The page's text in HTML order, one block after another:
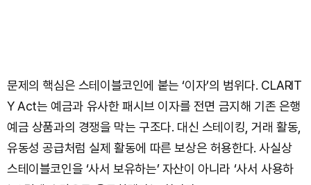
문제의 핵심은 스테이블코인에 붙는 ‘이자’의 범위다. CLARIT
Y Act는 예금과 유사한 패시브 이자를 전면 금지해 기존 은행
예금 상품과의 경쟁을 막는 구조다. 대신 스테이킹, 거래 활동,
유동성 공급처럼 실제 활동에 따른 보상은 허용한다. 사실상
스테이블코인을 ‘사서 보유하는’ 자산이 아니라 ‘사서 사용하